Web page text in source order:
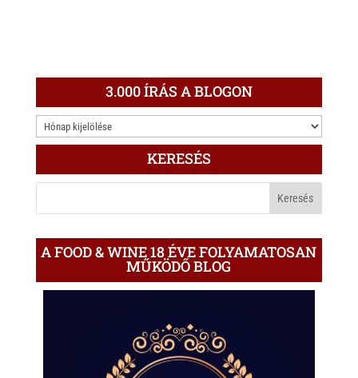
3.000 ÍRÁS A BLOGON
3.000
ÍRÁS
KERESÉS
A FOOD & WINE 18 ÉVE FOLYAMATOSAN
MŰKÖDŐ BLOG